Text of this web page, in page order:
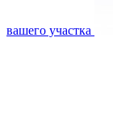
вашего участка